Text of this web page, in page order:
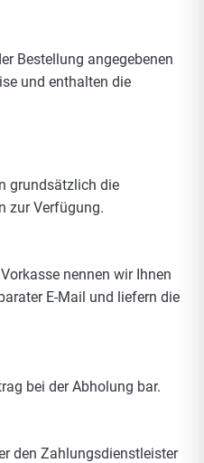
Bestellung angegebenen
und enthalten die
grundsätzlich die
zur Verfügung.
nennen wir Ihnen
E-Mail und liefern die
bei der Abholung bar.
den Zahlungsdienstleister